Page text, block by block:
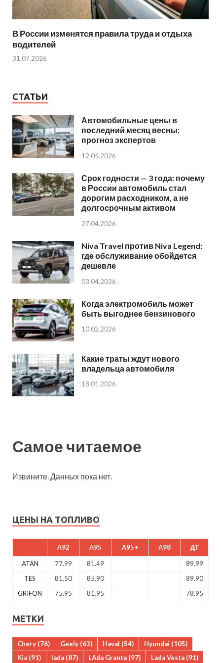
В России изменятся правила труда и отдыха
водителей
31.07.2026
СТАТЬИ
Автомобильные цены в
последний месяц весны:
прогноз экспертов
12.05.2026
Срок годности — 3 года: почему
в России автомобиль стал
дорогим расходником, а не
долгосрочным активом
27.04.2026
Niva Travel против Niva Legend:
где обслуживание обойдется
дешевле
03.04.2026
Когда электромобиль может
быть выгоднее бензинового
10.02.2026
Какие траты ждут нового
владельца автомобиля
18.01.2026
Самое читаемое
Извините. Данных пока нет.
ЦЕНЫ НА ТОПЛИВО
A92 A95 A95+ A98 ДТ
ATAN 77.99 81.49
89.99
TES
81.50 85.90
89.90
GRIFON
75.95 81.95 78.95
МЕТКИ
Chery (76) Geely (63) Haval (54) Hyundai (105)
Kia (91) lada (87) LAda Granta (97) Lada Vesta (91)